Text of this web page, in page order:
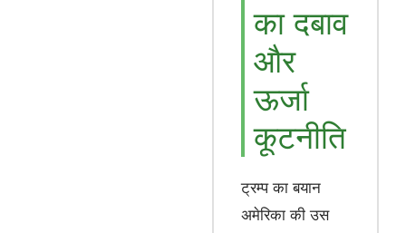
का दबाव
और
ऊर्जा
कूटनीति
ट्रम्प का बयान
अमेरिका की उस